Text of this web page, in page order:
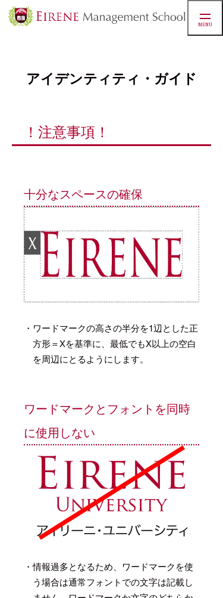
MENU
アイデンティティ・ガイド
！注意事項！
十分なスペースの確保
・ワードマークの高さの半分を1辺とした正
方形＝Xを基準に、最低でもX以上の空白
を周辺にとるようにします。
ワードマークとフォントを同時
に使用しない
・情報過多となるため、ワードマークを使
う場合は通常フォントでの文字は記載し